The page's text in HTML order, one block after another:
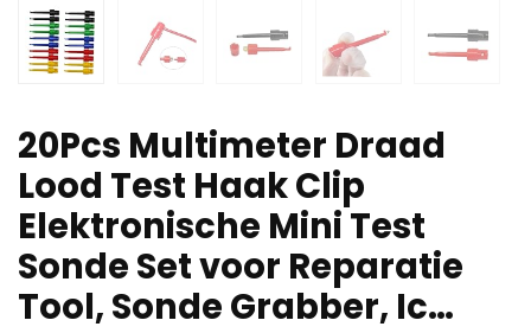
20Pcs Multimeter Draad
Lood Test Haak Clip
Elektronische Mini Test
Sonde Set voor Reparatie
Tool, Sonde Grabber, Ic…